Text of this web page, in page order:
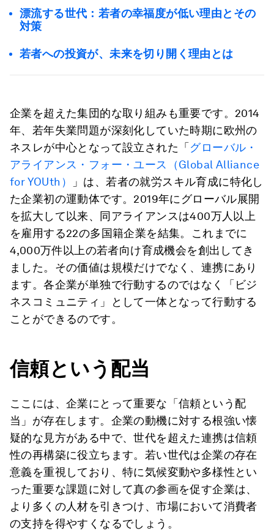
漂流する世代：若者の幸福度が低い理由とその
対策
若者への投資が、未来を切り開く理由とは
企業を超えた集団的な取り組みも重要です。2014
年、若年失業問題が深刻化していた時期に欧州の
ネスレが中心となって設立された「 グローバル・
アライアンス・フォー・ユース（Global Alliance
for YOUth）
」は、若者の就労スキル育成に特化し
た企業初の運動体です。2019年にグローバル展開
を拡大して以来、同アライアンスは400万人以上
を雇用する22の多国籍企業を結集。これまでに
4,000万件以上の若者向け育成機会を創出してき
ました。その価値は規模だけでなく、連携にあり
ます。各企業が単独で行動するのではなく「ビジ
ネスコミュニティ」として一体となって行動する
ことができるのです。
信頼という配当
ここには、企業にとって重要な「信頼という配
当」が存在します。企業の動機に対する根強い懐
疑的な見方がある中で、世代を超えた連携は信頼
性の再構築に役立ちます。若い世代は企業の存在
意義を重視しており、特に気候変動や多様性とい
った重要な課題に対して真の参画を促す企業は、
より多くの人材を引きつけ、市場において消費者
の支持を得やすくなるでしょう。